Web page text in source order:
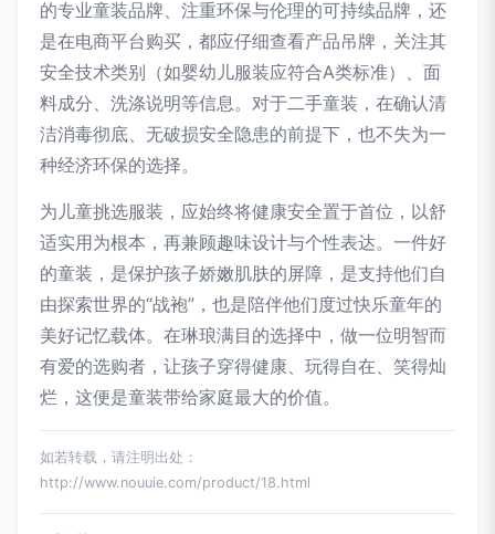
的专业童装品牌、注重环保与伦理的可持续品牌，还
是在电商平台购买，都应仔细查看产品吊牌，关注其
安全技术类别（如婴幼儿服装应符合A类标准）、面
料成分、洗涤说明等信息。对于二手童装，在确认清
洁消毒彻底、无破损安全隐患的前提下，也不失为一
种经济环保的选择。
为儿童挑选服装，应始终将健康安全置于首位，以舒
适实用为根本，再兼顾趣味设计与个性表达。一件好
的童装，是保护孩子娇嫩肌肤的屏障，是支持他们自
由探索世界的“战袍”，也是陪伴他们度过快乐童年的
美好记忆载体。在琳琅满目的选择中，做一位明智而
有爱的选购者，让孩子穿得健康、玩得自在、笑得灿
烂，这便是童装带给家庭最大的价值。
如若转载，请注明出处：
http://www.nouuie.com/product/18.html